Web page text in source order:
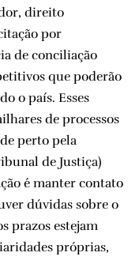
direito
por
de conciliação
que poderão
o país. Esses
de processos
perto pela
de Justiça)
é manter contato
dúvidas sobre o
prazos estejam
próprias,